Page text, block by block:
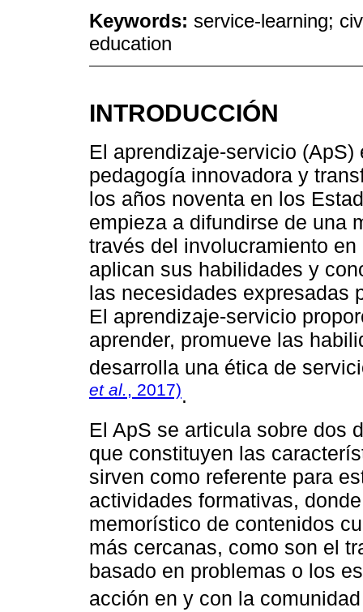
Keywords: service-learning;
education
INTRODUCCIÓN
El aprendizaje-servicio
pedagogía innovadora y
los años noventa en los
empieza a difundirse de una
través del involucramiento
aplican sus habilidades y
las necesidades expresadas
El aprendizaje-servicio
aprender, promueve las
desarrolla una ética de
et al., 2017).
El ApS se articula sobre dos
que constituyen las
sirven como referente para
actividades formativas,
memorístico de contenidos
más cercanas, como son el
basado en problemas o los
acción en y con la